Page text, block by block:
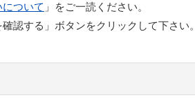
ついて 」をご一読ください。
認する」ボタンをクリックして下さい。